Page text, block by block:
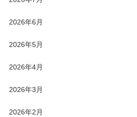
2026年6月
2026年5月
2026年4月
2026年3月
2026年2月